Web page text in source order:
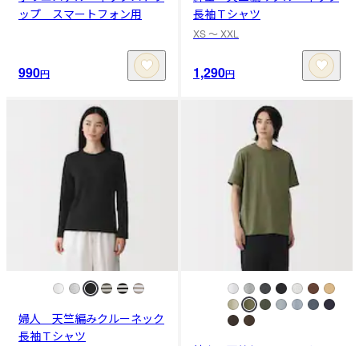
ップ スマートフォン用
990円
長袖Ｔシャツ
XS 〜 XXL
1,290円
婦人 天竺編みクルーネック
長袖Ｔシャツ